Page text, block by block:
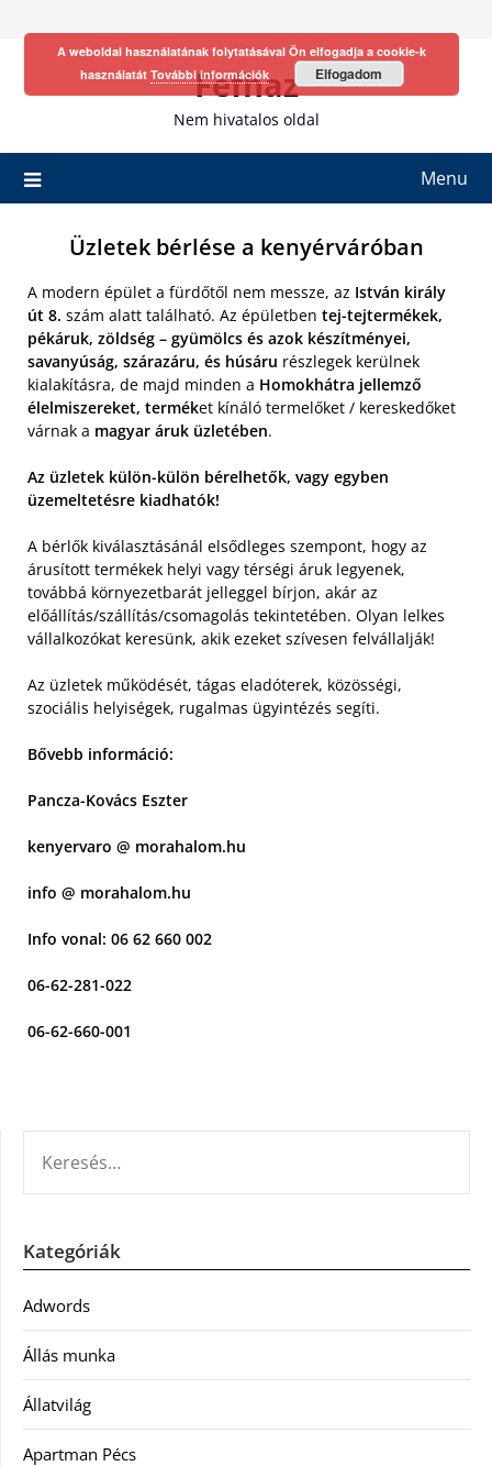
Fefhaz
Nem hivatalos oldal
Menu
Üzletek bérlése a kenyérváróban
A modern épület a fürdőtől nem messze, az István király
út 8. szám alatt található. Az épületben tej-tejtermékek,
pékáruk, zöldség – gyümölcs és azok készítményei,
savanyúság, szárazáru, és húsáru részlegek kerülnek
kialakításra, de majd minden a Homokhátra jellemző
élelmiszereket, terméket kínáló termelőket / kereskedőket
várnak a magyar áruk üzletében.
Az üzletek külön-külön bérelhetők, vagy egyben
üzemeltetésre kiadhatók!
A bérlők kiválasztásánál elsődleges szempont, hogy az
árusított termékek helyi vagy térségi áruk legyenek,
továbbá környezetbarát jelleggel bírjon, akár az
előállítás/szállítás/csomagolás tekintetében. Olyan lelkes
vállalkozókat keresünk, akik ezeket szívesen felvállalják!
Az üzletek működését, tágas eladóterek, közösségi,
szociális helyiségek, rugalmas ügyintézés segíti.
Bővebb információ:
Pancza-Kovács Eszter
kenyervaro @ morahalom.hu
info @ morahalom.hu
Info vonal: 06 62 660 002
06-62-281-022
06-62-660-001
Kategóriák
Adwords
Állás munka
Állatvilág
Apartman Pécs
A weboldal használatának folytatásával Ön elfogadja a cookie-k
használatát További információk Elfogadom